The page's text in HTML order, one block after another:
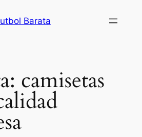
Barata
camisetas